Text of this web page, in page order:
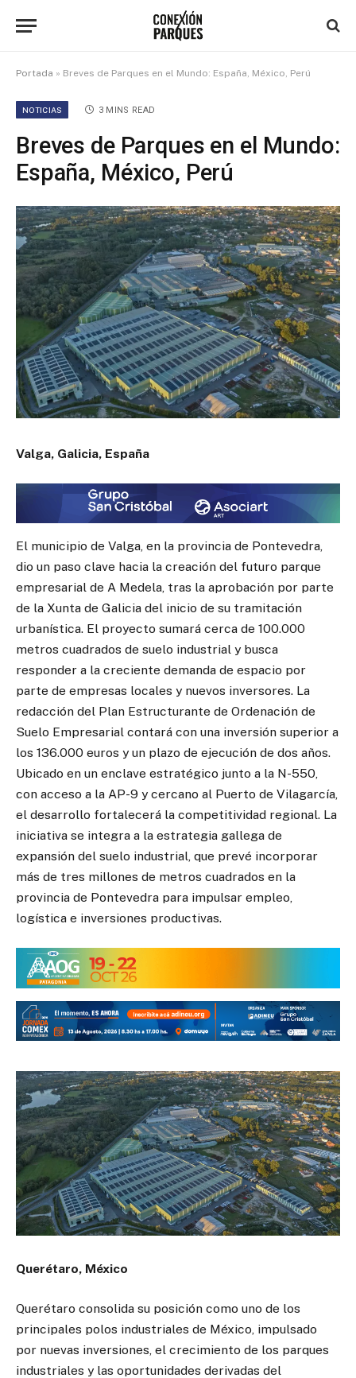
Portada » Breves de Parques en el Mundo: España, México, Perú
NOTICIAS 3 MINS READ
Breves de Parques en el Mundo:
España, México, Perú
Valga, Galicia, España
El municipio de Valga, en la provincia de Pontevedra,
dio un paso clave hacia la creación del futuro parque
empresarial de A Medela, tras la aprobación por parte
de la Xunta de Galicia del inicio de su tramitación
urbanística. El proyecto sumará cerca de 100.000
metros cuadrados de suelo industrial y busca
responder a la creciente demanda de espacio por
parte de empresas locales y nuevos inversores. La
redacción del Plan Estructurante de Ordenación de
Suelo Empresarial contará con una inversión superior a
los 136.000 euros y un plazo de ejecución de dos años.
Ubicado en un enclave estratégico junto a la N-550,
con acceso a la AP-9 y cercano al Puerto de Vilagarcía,
el desarrollo fortalecerá la competitividad regional. La
iniciativa se integra a la estrategia gallega de
expansión del suelo industrial, que prevé incorporar
más de tres millones de metros cuadrados en la
provincia de Pontevedra para impulsar empleo,
logística e inversiones productivas.
Querétaro, México
Querétaro consolida su posición como uno de los
principales polos industriales de México, impulsado
por nuevas inversiones, el crecimiento de los parques
industriales y las oportunidades derivadas del